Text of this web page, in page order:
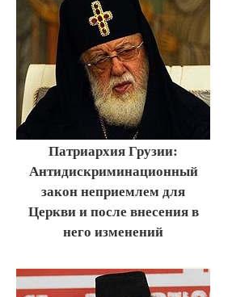
Патриархия Грузии:
Антидискриминационный
закон неприемлем для
Церкви и после внесения в
него изменений